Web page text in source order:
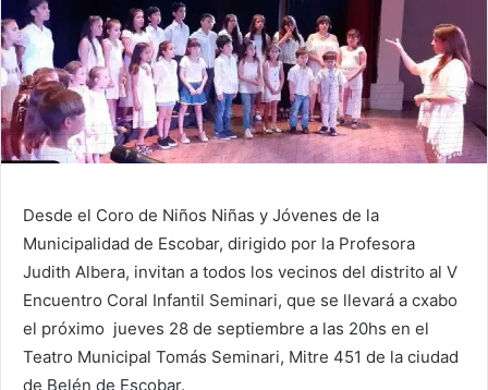
Desde el Coro de Niños Niñas y Jóvenes de la
Municipalidad de Escobar, dirigido por la Profesora
Judith Albera, invitan a todos los vecinos del distrito al V
Encuentro Coral Infantil Seminari, que se llevará a cxabo
el próximo jueves 28 de septiembre a las 20hs en el
Teatro Municipal Tomás Seminari, Mitre 451 de la ciudad
de Belén de Escobar.